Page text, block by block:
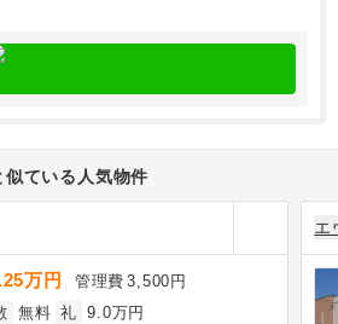
ている人気物件
万円 管理費 3,500円
無料 礼 9.0万円
エ